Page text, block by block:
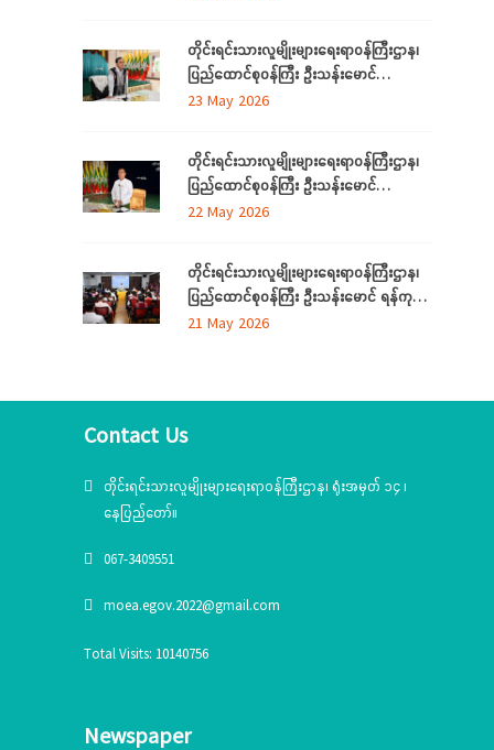
တိုင်းရင်းသားစာပေနှင့် ယဉ်ကျေးမှု
အသင်းအဖွဲ့ ကိုယ်စားလှယ်များအား တည်
ခင်းဧည့်ခံသည့် ဂုဏ်ပြုညစာစားပွဲသို့တက်
ရောက်
တိုင်းရင်းသားလူမျိုးများရေးရာဝန်ကြီးဌာန၊
ပြည်ထောင်စုဝန်ကြီး ဦးသန်းမောင်
ကရင်ပြည်နယ် အတွင်းရှိ တိုင်းရင်းသား
တွေ့ဆုံဆွေးနွေး၊ ဝန်ထမ်းများနှင့်တွေ့ဆုံအမှာ
စကားပြောကြား
23 May 2026
တိုင်းရင်းသားလူမျိုးများရေးရာဝန်ကြီးဌာန၊
ပြည်ထောင်စုဝန်ကြီး ဦးသန်းမောင်
မွန်ပြည်နယ် အတွင်းရှိ တိုင်းရင်းသားစာပေ
ဆွေးနွေး၊ တိုင်းရင်းသားယဉ်ကျေးမှုစင်တာသို့
သွားရောက်ကြည့်ရှုစစ်ဆေး
22 May 2026
တိုင်းရင်းသားလူမျိုးများရေးရာဝန်ကြီးဌာန၊
ပြည်ထောင်စုဝန်ကြီး ဦးသန်းမောင် ရန်ကုန်
တိုင်းဒေသကြီးအတွင်းရှိ တိုင်းရင်းသားစာပေ
21 May 2026
Contact Us
တိုင်းရင်းသားလူမျိုးများရေးရာဝန်ကြီးဌာန၊ ရုံးအမှတ် ၁၄ ၊
နေပြည်တော်။
067-3409551
moea.egov.2022@gmail.com
Total Visits: 10140756
Newspaper